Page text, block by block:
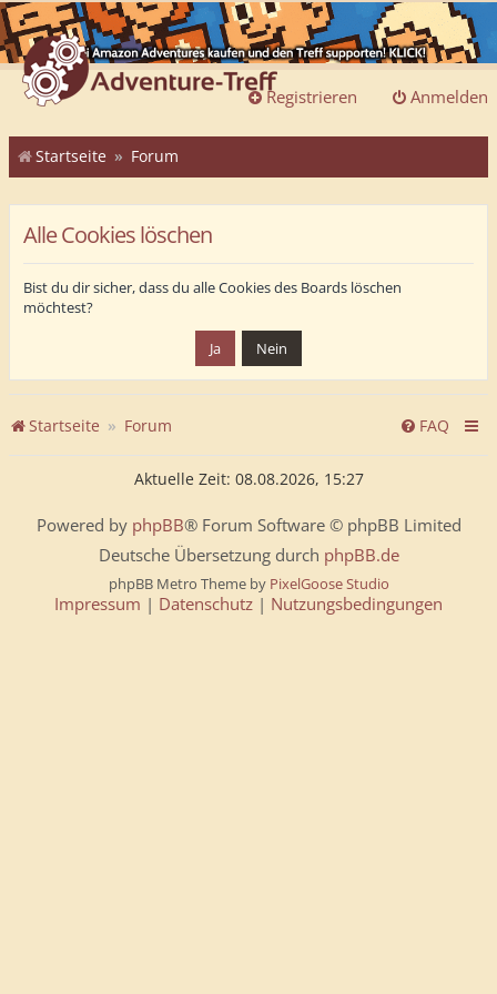
Anmelden
Registrieren
Startseite Forum
Alle Cookies löschen
Bist du dir sicher, dass du alle Cookies des Boards löschen
möchtest?
Startseite Forum FAQ
Aktuelle Zeit: 08.08.2026, 15:27
Powered by phpBB® Forum Software © phpBB Limited
Deutsche Übersetzung durch phpBB.de
phpBB Metro Theme by PixelGoose Studio
Impressum | Datenschutz | Nutzungsbedingungen